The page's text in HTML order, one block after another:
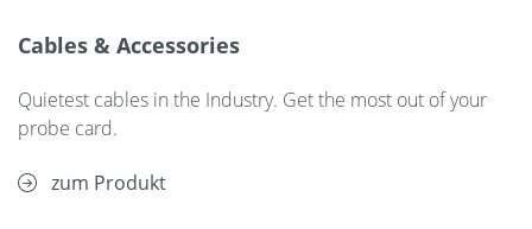
Cables & Accessories
Quietest cables in the Industry. Get the most out of your
probe card.
zum Produkt